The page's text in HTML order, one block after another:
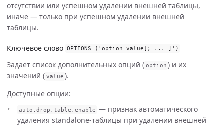
отсутствии или успешном удалении внешней таблицы,
иначе — только при успешном удалении внешней
таблицы.
Ключевое слово OPTIONS ( 'option=value[; ... ]' )
Задает список дополнительных опций ( option ) и их
значений ( value ).
Доступные опции:
auto . drop . table . enable — признак автоматического
удаления standalone-таблицы при удалении внешней